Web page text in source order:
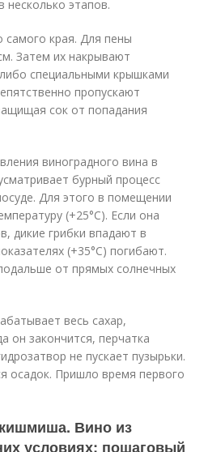
этапов.
самого края. Для пены
Затем их накрывают
специальными крышками
пропускают
сок от попадания
виноградного вина в
бурный процесс
Для этого в помещении
(+25°C). Если она
дикие грибки впадают в
(+35°C) погибают.
от прямых солнечных
весь сахар,
он закончится, перчатка
не пускает пузырьки.
осадок. Пришло время первого
Вино из
условиях: пошаговый